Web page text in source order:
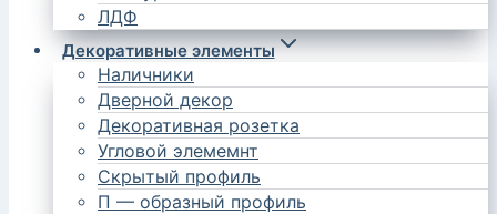
ЛДФ
Декоративные элементы
Наличники
Дверной декор
Декоративная розетка
Угловой элемемнт
Скрытый профиль
П — образный профиль